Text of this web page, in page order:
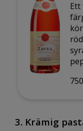
Ett
3. Krämig